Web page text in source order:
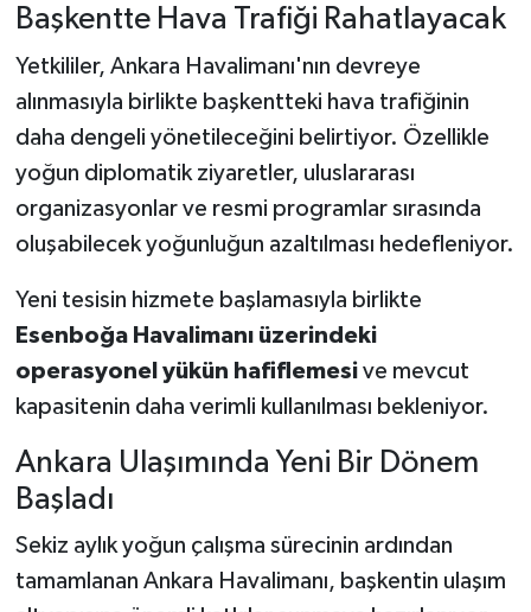
Başkentte Hava Trafiği Rahatlayacak
Yetkililer, Ankara Havalimanı'nın devreye
alınmasıyla birlikte başkentteki hava trafiğinin
daha dengeli yönetileceğini belirtiyor. Özellikle
yoğun diplomatik ziyaretler, uluslararası
organizasyonlar ve resmi programlar sırasında
oluşabilecek yoğunluğun azaltılması hedefleniyor.
Yeni tesisin hizmete başlamasıyla birlikte
Esenboğa Havalimanı üzerindeki
operasyonel yükün hafiflemesive mevcut
kapasitenin daha verimli kullanılması bekleniyor.
Ankara Ulaşımında Yeni Bir Dönem
Başladı
Sekiz aylık yoğun çalışma sürecinin ardından
tamamlanan Ankara Havalimanı, başkentin ulaşım